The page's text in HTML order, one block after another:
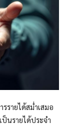
รายได้สม่ำเสมอ
นรายได้ประจำ